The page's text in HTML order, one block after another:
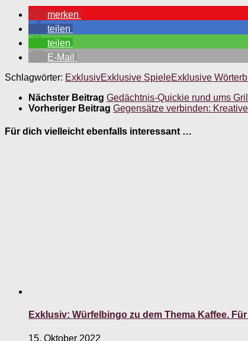
merken
teilen
teilen
E-Mail
Schlagwörter: ExklusivExklusive SpieleExklusive
Nächster Beitrag Gedächtnis-Quickie rund ums
Vorheriger Beitrag Gegensätze verbinden:
Für dich vielleicht ebenfalls interessant …
Exklusiv: Würfelbingo zu dem Thema Kaffee.
15. Oktober 2022